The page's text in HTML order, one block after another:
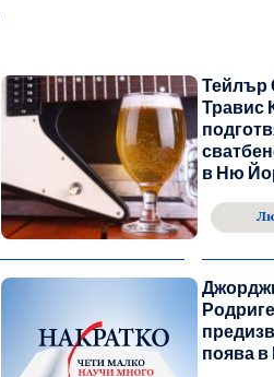
Тейлър
Травис
в Ню
поява